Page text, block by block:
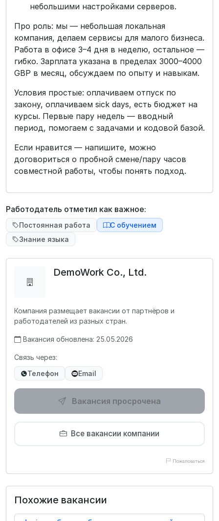
небольшими настройками серверов.
Про роль: мы — небольшая локальная
компания, делаем сервисы для малого бизнеса.
Работа в офисе 3–4 дня в неделю, остальное —
гибко. Зарплата указана в пределах 3000–4000
GBP в месяц, обсуждаем по опыту и навыкам.
Условия простые: оплачиваем отпуск по
закону, оплачиваем sick days, есть бюджет на
курсы. Первые пару недель — вводный
период, помогаем с задачами и кодовой базой.
Если нравится — напишите, можно
договориться о пробной смене/пару часов
совместной работы, чтобы понять подход.
Работодатель отметил как важное:
Постоянная работа
С обучением
Знание языка
DemoWork Co., Ltd.
Компания размещает вакансии от партнёров и
работодателей из разных стран.
Вакансия обновлена: 25.05.2026
Связь через:
Телефон
Email
Вакансия просрочена
Все вакансии компании
Пожаловаться
Похожие вакансии